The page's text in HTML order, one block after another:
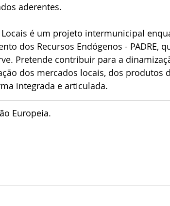
aderentes.
Locais é um projeto intermunicipal
dos Recursos Endógenos - PADRE,
Pretende contribuir para a
dos mercados locais, dos produtos
integrada e articulada.
Europeia.